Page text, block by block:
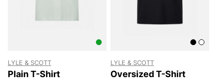
LYLE & SCOTT
Plain T-Shirt
LYLE & SCOTT
Oversized T-Shirt